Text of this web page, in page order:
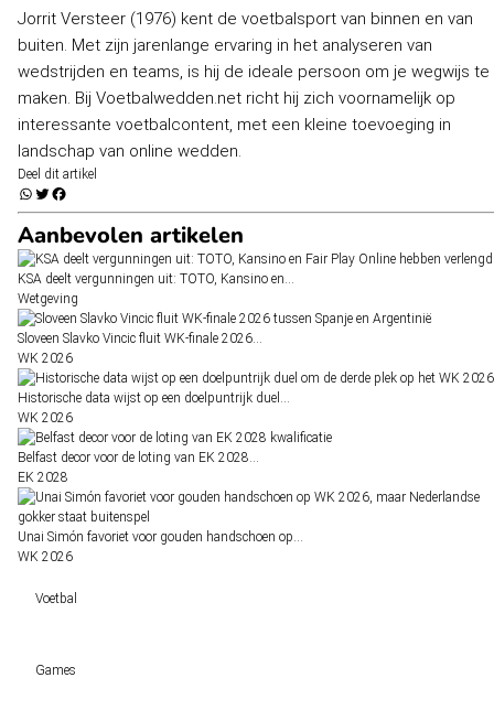
Jorrit Versteer (1976) kent de voetbalsport van binnen en van
buiten. Met zijn jarenlange ervaring in het analyseren van
wedstrijden en teams, is hij de ideale persoon om je wegwijs te
maken. Bij Voetbalwedden.net richt hij zich voornamelijk op
interessante voetbalcontent, met een kleine toevoeging in
landschap van online wedden.
Deel dit artikel
Aanbevolen artikelen
KSA deelt vergunningen uit: TOTO, Kansino en…
Wetgeving
Sloveen Slavko Vincic fluit WK-finale 2026…
WK 2026
Historische data wijst op een doelpuntrijk duel…
WK 2026
Belfast decor voor de loting van EK 2028…
EK 2028
Unai Simón favoriet voor gouden handschoen op…
WK 2026
Voetbal
Wedtips
Games